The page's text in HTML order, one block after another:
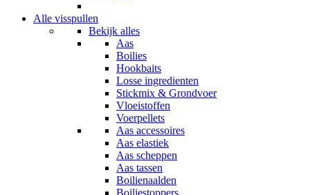
Alle visspullen
Bekijk alles
Aas
Boilies
Hookbaits
Losse ingredienten
Stickmix & Grondvoer
Vloeistoffen
Voerpellets
Aas accessoires
Aas elastiek
Aas scheppen
Aas tassen
Boilienaalden
Boiliestoppers